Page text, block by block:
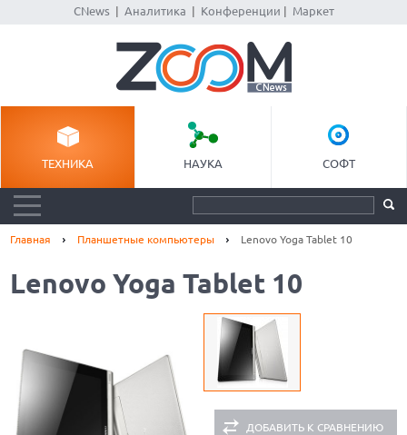
CNews| Аналитика Конференции Маркет
ТЕХНИКА НАУКА СОФТ
Главная Планшетные компьютеры Lenovo Yoga Tablet 10
Lenovo Yoga Tablet 10
ДОБАВИТЬ К СРАВНЕНИЮ